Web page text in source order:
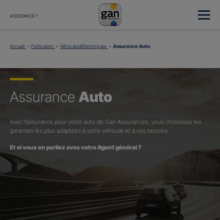
ASSISTANCE ?
Accueil Particuliers Véhicules&Remorques Assurance Auto
Assurance Auto
Avec l’assurance pour votre auto de Gan Assurances, vous choisissez les
garanties les plus adaptées à votre véhicule et à vos besoins.
Et si vous en parliez avec votre Agent général ?